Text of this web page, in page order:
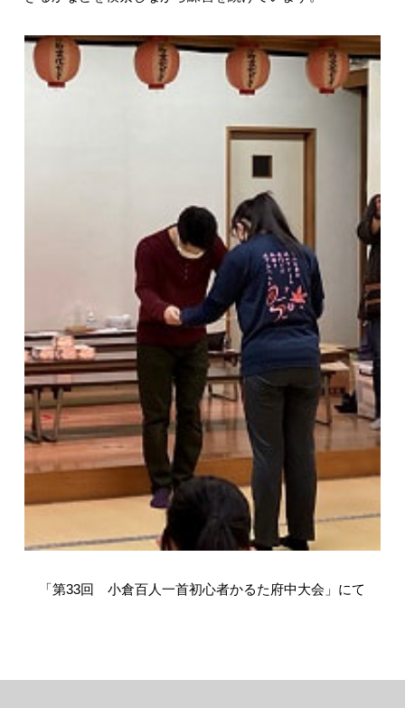
「第33回 小倉百人一首初心者かるた府中大会」にて